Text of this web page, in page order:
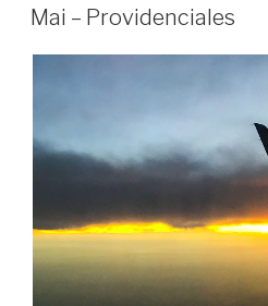
ON
Mai – Providenciales